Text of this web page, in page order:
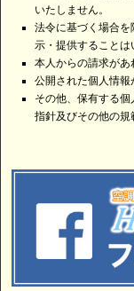
いたしません。
法令に基づく場合
示・提供することは
本人からの請求があ
公開された個人情報
その他、保有する
指針及びその他の規